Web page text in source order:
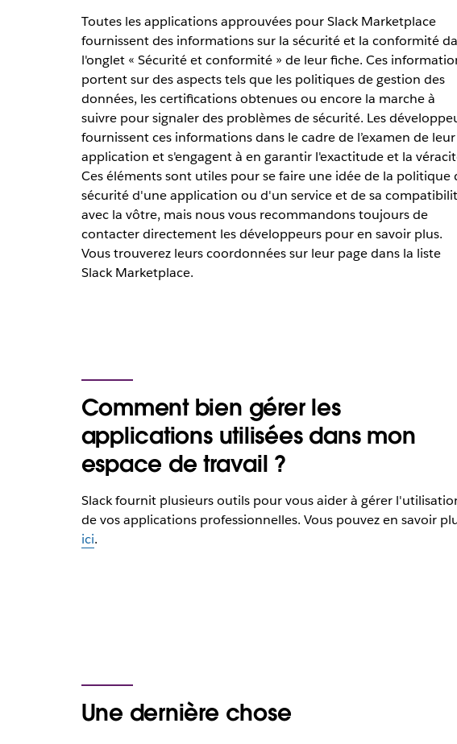
Toutes les applications approuvées pour Slack Marketplace
fournissent des informations sur la sécurité et la conformité
l'onglet « Sécurité et conformité » de leur fiche. Ces
portent sur des aspects tels que les politiques de gestion des
données, les certifications obtenues ou encore la marche à
suivre pour signaler des problèmes de sécurité. Les
fournissent ces informations dans le cadre de l’examen de leur
application et s'engagent à en garantir l'exactitude et la
Ces éléments sont utiles pour se faire une idée de la politique
sécurité d'une application ou d'un service et de sa
avec la vôtre, mais nous vous recommandons toujours de
contacter directement les développeurs pour en savoir plus.
Vous trouverez leurs coordonnées sur leur page dans la liste
Slack Marketplace.
Comment bien gérer les
applications utilisées dans mon
espace de travail ?
Slack fournit plusieurs outils pour vous aider à gérer
de vos applications professionnelles. Vous pouvez en savoir
ici.
Une dernière chose